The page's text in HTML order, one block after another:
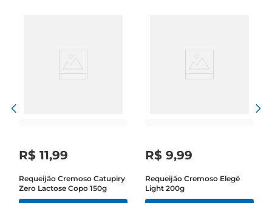
R$ 11,99
Requeijão Cremoso Catupiry
Zero Lactose Copo 150g
R$ 9,99
Requeijão Cremoso Elegê
Light 200g